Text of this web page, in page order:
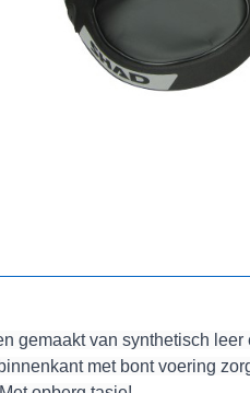
gemaakt van synthetisch
met bont voering